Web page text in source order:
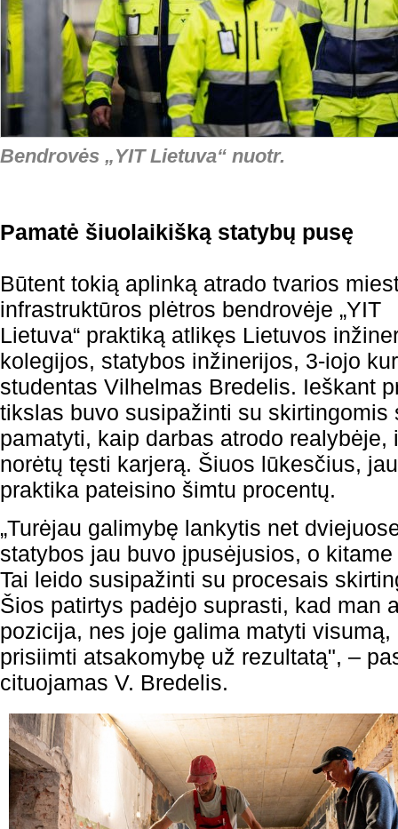
Bendrovės „YIT Lietuva“ nuotr.
Pamatė šiuolaikišką statybų pusę
Būtent tokią aplinką atrado tvarios
infrastruktūros plėtros bendrovėje „YIT
Lietuva“ praktiką atlikęs Lietuvos
kolegijos, statybos inžinerijos, 3-iojo
studentas Vilhelmas Bredelis. Ieškant
tikslas buvo susipažinti su skirtingomis
pamatyti, kaip darbas atrodo
norėtų tęsti karjerą. Šiuos lūkesčius,
praktika pateisino šimtu procentų.
„Turėjau galimybę lankytis net
statybos jau buvo įpusėjusios, o
Tai leido susipažinti su procesais
Šios patirtys padėjo suprasti, kad man
pozicija, nes joje galima matyti
prisiimti atsakomybę už rezultatą", –
cituojamas V. Bredelis.